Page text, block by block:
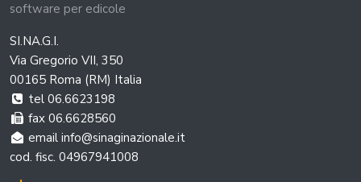
software per edicole
SI.NA.G.I.
Via Gregorio VII, 350
00165 Roma (RM) Italia
tel 06.6623198
fax 06.6628560
email info@sinaginazionale.it
cod. fisc. 04967941008